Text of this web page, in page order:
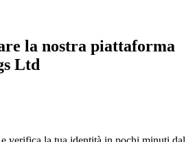
la nostra piattaforma
Ltd